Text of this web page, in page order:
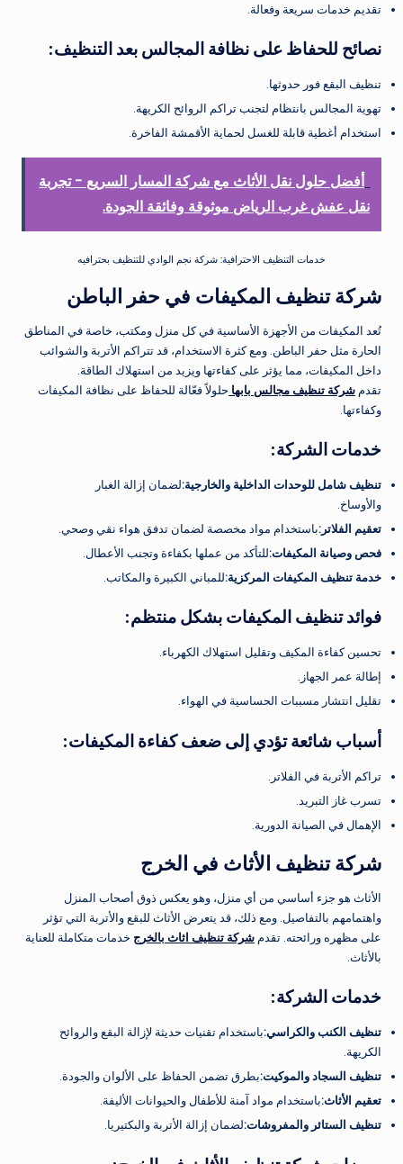
تقديم خدمات سريعة وفعالة.
نصائح للحفاظ على نظافة المجالس بعد التنظيف:
تنظيف البقع فور حدوثها.
تهوية المجالس بانتظام لتجنب تراكم الروائح الكريهة.
استخدام أغطية قابلة للغسل لحماية الأقمشة الفاخرة.
أفضل حلول نقل الأثاث مع شركة المسار السريع - تجربة
نقل عفش غرب الرياض موثوقة وفائقة الجودة.
خدمات التنظيف الاحترافية: شركة نجم الوادي للتنظيف بحترافيه
شركة تنظيف المكيفات في حفر الباطن
تُعد المكيفات من الأجهزة الأساسية في كل منزل ومكتب، خاصة في المناطق
الحارة مثل حفر الباطن. ومع كثرة الاستخدام، قد تتراكم الأتربة والشوائب
داخل المكيفات، مما يؤثر على كفاءتها ويزيد من استهلاك الطاقة.
تقدم شركة تنظيف مجالس بابها حلولاً فعّالة للحفاظ على نظافة المكيفات
وكفاءتها.
خدمات الشركة:
تنظيف شامل للوحدات الداخلية والخارجية:لضمان إزالة الغبار
والأوساخ.
تعقيم الفلاتر :باستخدام مواد مخصصة لضمان تدفق هواء نقي وصحي.
فحص وصيانة المكيفات:للتأكد من عملها بكفاءة وتجنب الأعطال.
خدمة تنظيف المكيفات المركزية:للمباني الكبيرة والمكاتب.
فوائد تنظيف المكيفات بشكل منتظم:
تحسين كفاءة المكيف وتقليل استهلاك الكهرباء.
إطالة عمر الجهاز.
تقليل انتشار مسببات الحساسية في الهواء.
أسباب شائعة تؤدي إلى ضعف كفاءة المكيفات:
تراكم الأتربة في الفلاتر.
تسرب غاز التبريد.
الإهمال في الصيانة الدورية.
شركة تنظيف الأثاث في الخرج
الأثاث هو جزء أساسي من أي منزل، وهو يعكس ذوق أصحاب المنزل
واهتمامهم بالتفاصيل. ومع ذلك، قد يتعرض الأثاث للبقع والأتربة التي تؤثر
على مظهره ورائحته. تقدم شركة تنظيف اثاث بالخرج خدمات متكاملة للعناية
بالأثاث.
خدمات الشركة:
تنظيف الكنب والكراسي:باستخدام تقنيات حديثة لإزالة البقع والروائح
الكريهة.
تنظيف السجاد والموكيت:بطرق تضمن الحفاظ على الألوان والجودة.
تعقيم الأثاث:باستخدام مواد آمنة للأطفال والحيوانات الأليفة.
تنظيف الستائر والمفروشات:لضمان إزالة الأتربة والبكتيريا.